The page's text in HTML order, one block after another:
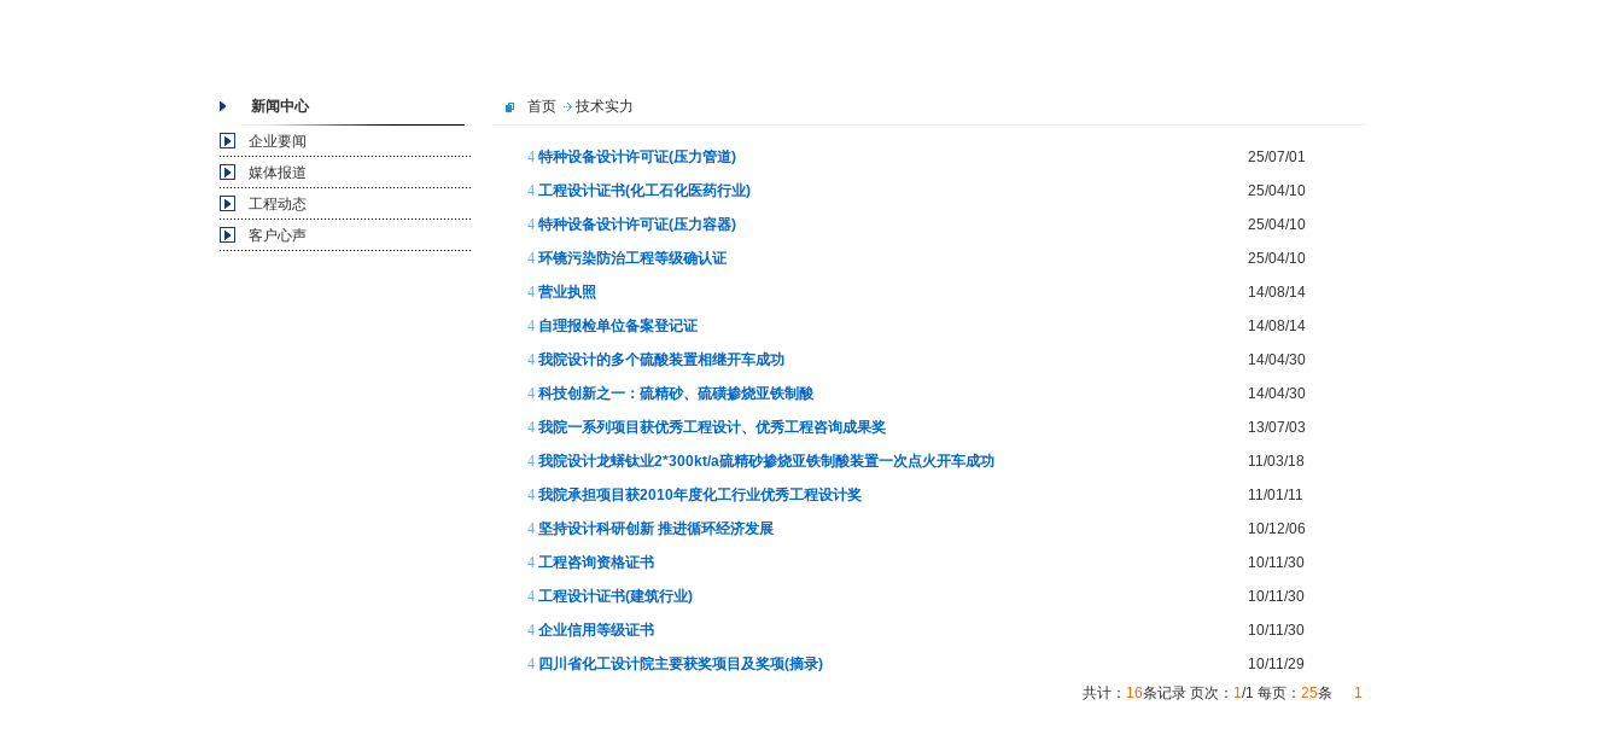
新闻中心
企业要闻
媒体报道
工程动态
客户心声
首页 技术实力
4 特种设备设计许可证(压力管道)
25/07/01
4 工程设计证书(化工石化医药行业)
25/04/10
4 特种设备设计许可证(压力容器)
25/04/10
4 环镜污染防治工程等级确认证
25/04/10
4 营业执照
14/08/14
4 自理报检单位备案登记证
14/08/14
4 我院设计的多个硫酸装置相继开车成功
14/04/30
4 科技创新之一：硫精砂、硫磺掺烧亚铁制酸
14/04/30
4 我院一系列项目获优秀工程设计、优秀工程咨询成果奖
13/07/03
4 我院设计龙蠎钛业2*300kt/a硫精砂掺烧亚铁制酸装置一次点火开车成功
11/03/18
4 我院承担项目获2010年度化工行业优秀工程设计奖
11/01/11
4 坚持设计科研创新 推进循环经济发展
10/12/06
4 工程咨询资格证书
10/11/30
4 工程设计证书(建筑行业)
10/11/30
4 企业信用等级证书
10/11/30
4 四川省化工设计院主要获奖项目及奖项(摘录)
10/11/29
共计： 16条记录 页次： 1/1 每页： 25条 1